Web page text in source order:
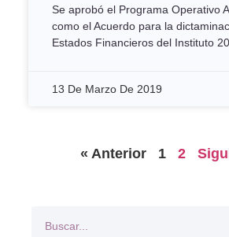
Se aprobó el Programa Operativo
como el Acuerdo para la
Estados Financieros del Instituto
13 De Marzo De 2019
« Anterior 1 2